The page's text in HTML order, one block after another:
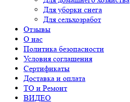
Для уборки снега
Для сельхозработ
Отзывы
О нас
Политика безопасности
Условия соглашения
Сертификаты
Доставка и оплата
ТО и Ремонт
ВИДЕО